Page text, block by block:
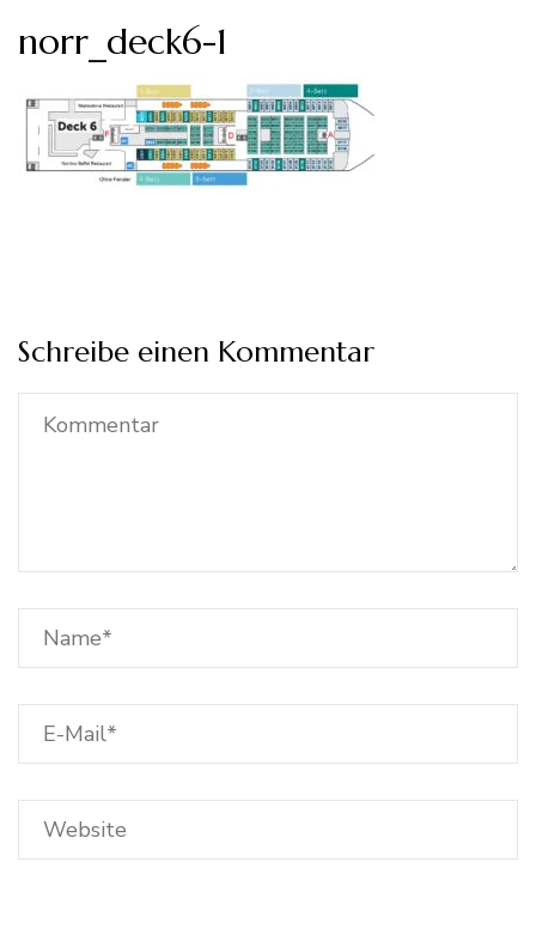
norr_deck6-1
Schreibe einen Kommentar